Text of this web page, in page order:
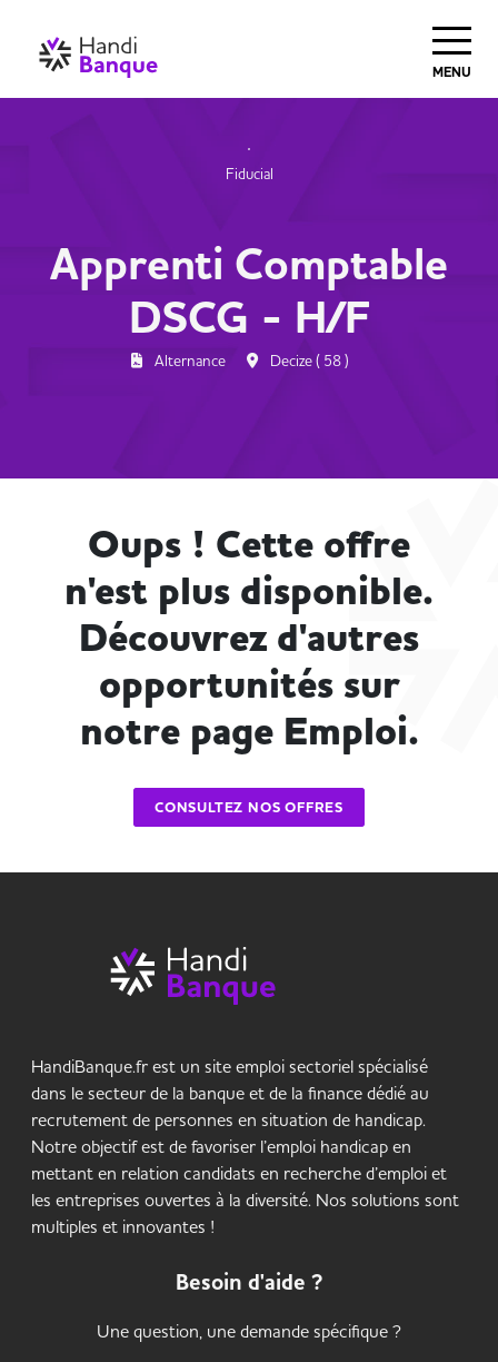
MENU
Fiducial
Apprenti Comptable
DSCG - H/F
Alternance Decize ( 58 )
Oups ! Cette offre
n'est plus disponible.
Découvrez d'autres
opportunités sur
notre page Emploi.
CONSULTEZ NOS OFFRES
HandiBanque.fr est un site emploi sectoriel spécialisé
dans le secteur de la banque et de la finance dédié au
recrutement de personnes en situation de handicap.
Notre objectif est de favoriser l’emploi handicap en
mettant en relation candidats en recherche d’emploi et
les entreprises ouvertes à la diversité. Nos solutions sont
multiples et innovantes !
Besoin d'aide ?
Une question, une demande spécifique ?